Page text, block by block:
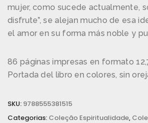
mujer, como sucede actualmente,
disfrute”, se alejan mucho de esa
el amor en su forma más noble y
86 páginas impresas en formato
Portada del libro en colores, sin
SKU: 9788555381515
Categorias: Coleção Espiritualidade,